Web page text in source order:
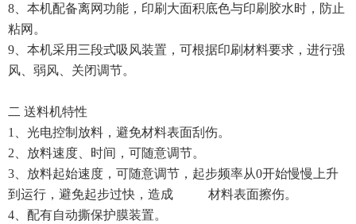
8、本机配备离网功能，印刷大面积底色与印刷胶水时，防止
粘网。
9、本机采用三段式吸风装置，可根据印刷材料要求，进行强
风、弱风、关闭调节。
二 送料机特性
1、光电控制放料，避免材料表面刮伤。
2、放料速度、时间，可随意调节。
3、放料起始速度，可随意调节，起步频率从0开始慢慢上升
到运行，避免起步过快，造成 材料表面擦伤。
4、配有自动撕保护膜装置。